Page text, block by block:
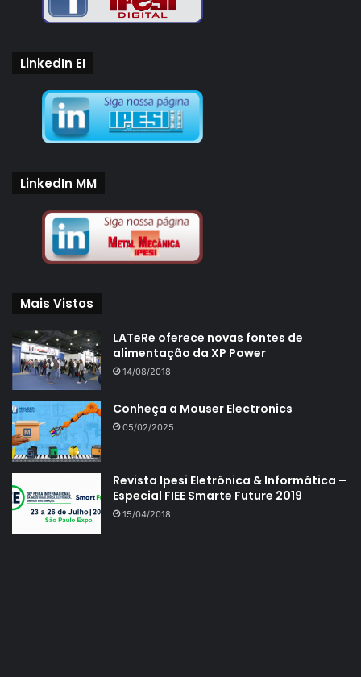
LinkedIn EI
LinkedIn MM
Mais Vistos
LATeRe oferece novas fontes de
alimentação da XP Power
14/08/2018
Conheça a Mouser Electronics
05/02/2025
Revista Ipesi Eletrônica & Informática –
Especial FIEE Smarte Future 2019
15/04/2018